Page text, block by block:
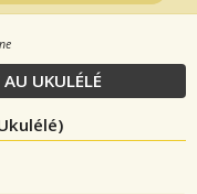
AU UKULÉLÉ